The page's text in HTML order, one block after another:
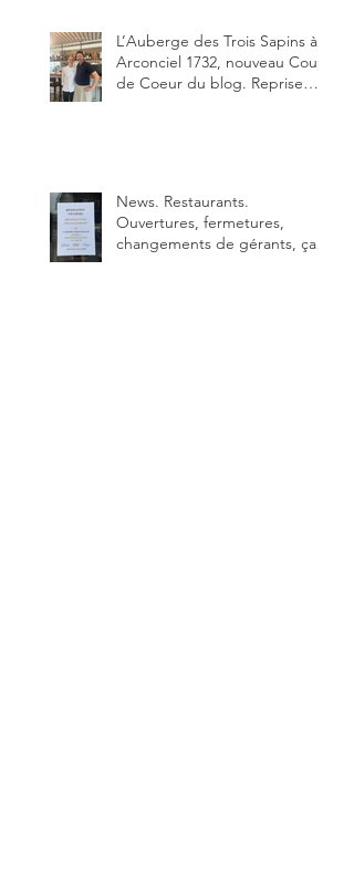
L’Auberge des Trois Sapins à
Arconciel 1732, nouveau Coup
de Coeur du blog. Reprise
News. Restaurants.
Ouvertures, fermetures,
changements de gérants, ça